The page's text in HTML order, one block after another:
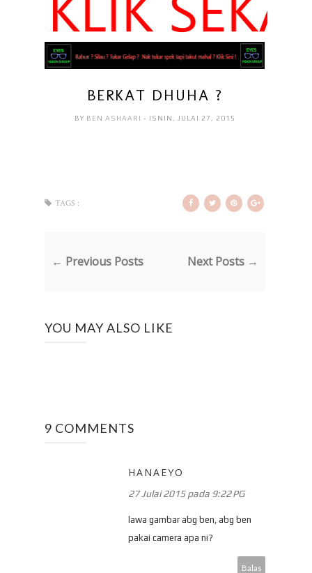
BERKAT DHUHA ?
BY BEN ASHAARI - ISNIN, JULAI 27, 2015
TAGS :
← Previous Posts Next Posts →
YOU MAY ALSO LIKE
9 COMMENTS
HANAEYO
27 Julai 2015 pada 9:22 PG
lawa gambar abg ben, abg ben
pakai camera apa ni?
Balas